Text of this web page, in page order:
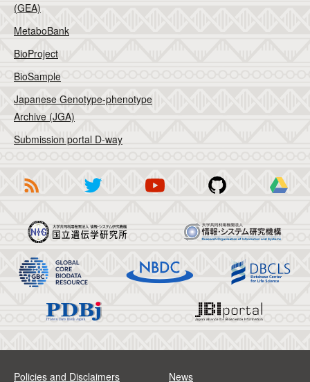
(GEA)
MetaboBank
BioProject
BioSample
Japanese Genotype-phenotype
Archive (JGA)
Submission portal D-way
Policies and Disclaimers News